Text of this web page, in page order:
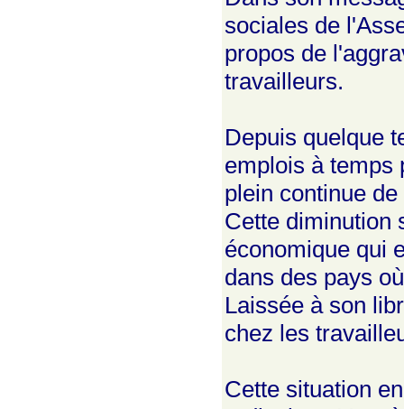
sociales de
propos de
travailleurs.
Depuis quelque
emplois à temps
plein continue
Cette diminution
économique qui
dans des pays
Laissée à son
chez les
Cette situation